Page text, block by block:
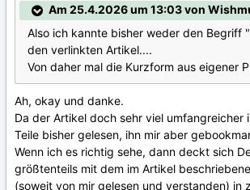
Am 25.4.2026 um 13:03 von
Also ich kannte bisher weder den Begriff
den verlinkten Artikel....
Von daher mal die Kurzform aus eigener
Ah, okay und danke.
Da der Artikel doch sehr viel umfangreicher
Teile bisher gelesen, ihn mir aber
Wenn ich es richtig sehe, dann deckt sich
größtenteils mit dem im Artikel
(soweit von mir gelesen und verstanden) in